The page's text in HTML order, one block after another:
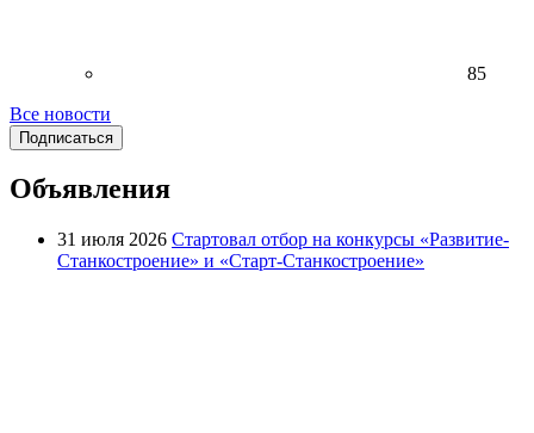
85
Все новости
Подписаться
Объявления
31 июля 2026 Стартовал отбор на конкурсы «Развитие-
Станкостроение» и «Старт-Станкостроение»